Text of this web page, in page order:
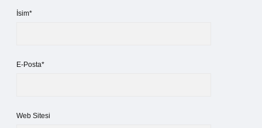
İsim*
E-Posta*
Web Sitesi